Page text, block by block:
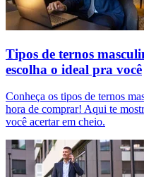
Tipos de ternos
escolha o ideal pra você
Conheça os tipos de ternos
hora de comprar! Aqui te
você acertar em cheio.